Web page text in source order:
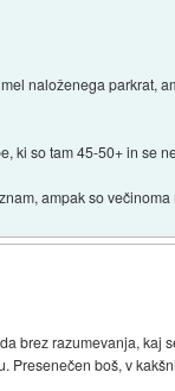
naloženega parkrat,
ki so tam 45-50+ in se
ampak so
brez razumevanja,
Presenečen boš, v